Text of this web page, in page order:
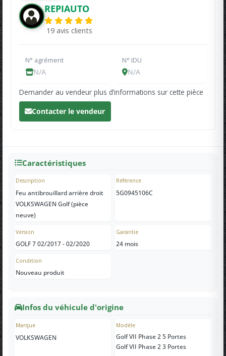
REPIAUTO
19 avis clients
N° agrément
N/A
N° IDU
N/A
Demander au vendeur plus d’informations sur cette pièce
Contacter le vendeur
Caractéristiques
Description
Feu antibrouillard arrière droit
VOLKSWAGEN Golf (pièce
neuve)
Référence
5G0945106C
Version
GOLF 7 02/2017 - 02/2020
Garantie
24 mois
Condition
Nouveau produit
Infos du véhicule d'origine
Marque
VOLKSWAGEN
Modèle
Golf VII Phase 2 5 Portes
Golf VII Phase 2 3 Portes